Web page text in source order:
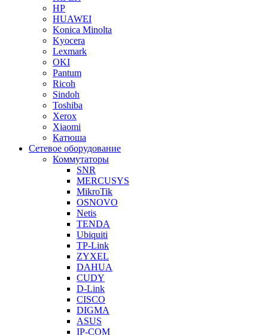
HP
HUAWEI
Konica Minolta
Kyocera
Lexmark
OKI
Pantum
Ricoh
Sindoh
Toshiba
Xerox
Xiaomi
Катюша
Сетевое оборудование
Коммутаторы
SNR
MERCUSYS
MikroTik
OSNOVO
Netis
TENDA
Ubiquiti
TP-Link
ZYXEL
DAHUA
CUDY
D-Link
CISCO
DIGMA
ASUS
IP-COM